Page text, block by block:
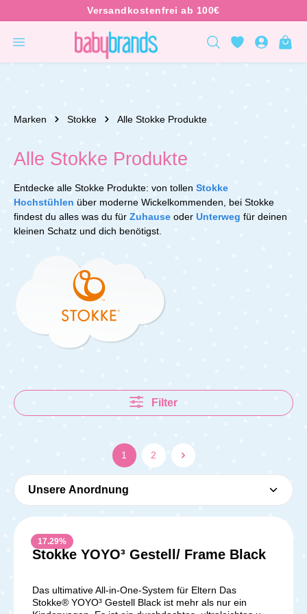
Marken Stokke Alle Stokke Produkte
Alle Stokke Produkte
Entdecke alle Stokke Produkte: von tollen Stokke
Hochstühlen über moderne Wickelkommenden, bei Stokke
findest du alles was du für Zuhause oder Unterweg für deinen
kleinen Schatz und dich benötigst.
Filter
1 2
17.29%
Stokke YOYO³ Gestell/ Frame Black
Das ultimative All-in-One-System für Eltern Das
Stokke® YOYO³ Gestell Black ist mehr als nur ein